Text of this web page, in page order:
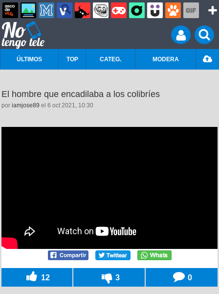
ÚLTIMOS TOP CATEG. MODERA
El hombre que encadilaba a los colibríes
por iamjose89 el 6 oct 2021, 10:30
12 3 0